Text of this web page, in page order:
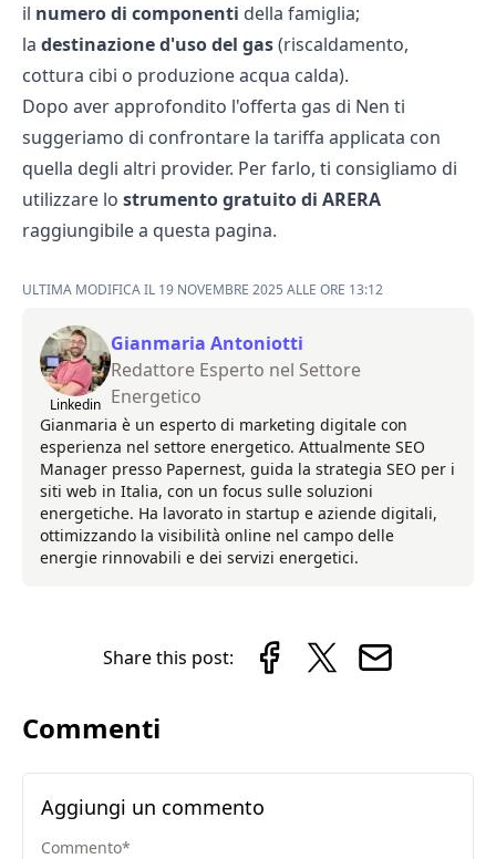
il numero di componenti della famiglia;
la destinazione d'uso del gas(riscaldamento,
cottura cibi o produzione acqua calda).
Dopo aver approfondito l'offerta gas di Nen ti
suggeriamo di confrontare la tariffa applicata con
quella degli altri provider. Per farlo, ti consigliamo di
utilizzare lo strumento gratuito di ARERA
raggiungibile a questa pagina.
ULTIMA MODIFICA IL 19 NOVEMBRE 2025 ALLE ORE 13:12
Linkedin
Gianmaria Antoniotti
Redattore Esperto nel Settore
Energetico
Gianmaria è un esperto di marketing digitale con
esperienza nel settore energetico. Attualmente SEO
Manager presso Papernest, guida la strategia SEO per i
siti web in Italia, con un focus sulle soluzioni
energetiche. Ha lavorato in startup e aziende digitali,
ottimizzando la visibilità online nel campo delle
energie rinnovabili e dei servizi energetici.
Share this post:
Commenti
Aggiungi un commento
Commento*